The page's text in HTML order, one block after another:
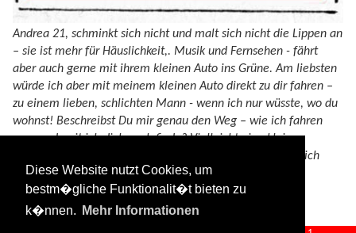
Diese Website nutzt Cookies, um
bestm�gliche Funktionalit�t bieten zu
k�nnen.
Mehr Informationen
Andrea 21, schminkt sich nicht und malt sich nicht die Lippen an
– sie ist mehr für Häuslichkeit,. Musik und Fernsehen - fährt
aber auch gerne mit ihrem kleinen Auto ins Grüne. Am liebsten
würde ich aber mit meinem kleinen Auto direkt zu dir fahren –
zu einem lieben, schlichten Mann - wenn ich nur wüsste, wo du
wohnst! Beschreibst Du mir genau den Weg – wie ich fahren
muss – damit ich dich auch finde? Vielleicht eine kleine
Zeichnung, damit ich mich nicht Verfahre? Vielleicht bin ich
dann ja schon am Sonntag bei Dir.